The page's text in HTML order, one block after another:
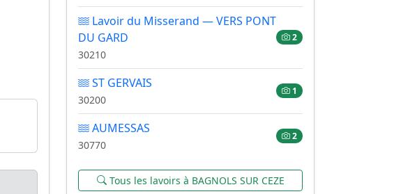
Lavoir du Misserand — VERS PONT
DU GARD
30210
2
ST GERVAIS
30200
1
AUMESSAS
30770
2
Tous les lavoirs à BAGNOLS SUR CEZE